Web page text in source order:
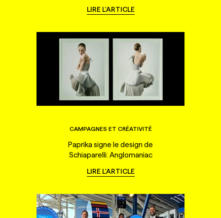
LIRE L'ARTICLE
CAMPAGNES ET CRÉATIVITÉ
Paprika signe le design de
Schiaparelli: Anglomaniac
LIRE L'ARTICLE